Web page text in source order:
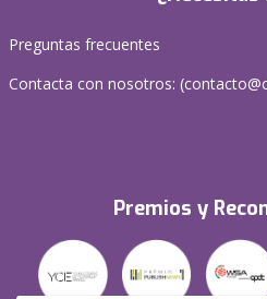
Preguntas frecuentes
Contacta con nosotros: (
Premios y